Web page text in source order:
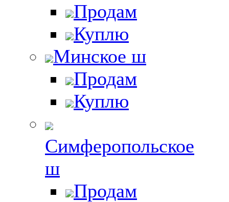
Продам
Куплю
Минское ш
Продам
Куплю
Симферопольское
ш
Продам